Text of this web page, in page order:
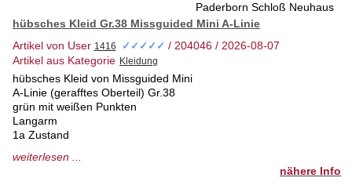
Paderborn Schloß Neuhaus
hübsches Kleid Gr.38 Missguided Mini A-Linie
Artikel von User
✓✓✓✓✓ / 204046 / 2026-08-07
Artikel aus Kategorie
hübsches Kleid von Missguided Mini
A-Linie (gerafftes Oberteil) Gr.38
grün mit weißen Punkten
Langarm
1a Zustand
weiterlesen ...
nähere Info